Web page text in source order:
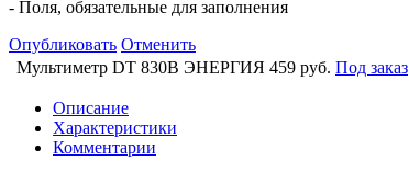
- Поля, обязательные для заполнения
Опубликовать Отменить
Мультиметр DT 830B ЭНЕРГИЯ 459 руб. Под заказ
Описание
Характеристики
Комментарии